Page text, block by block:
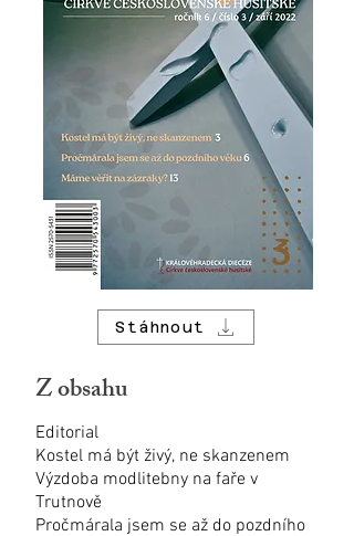
Stáhnout
Z obsahu
Editorial
Kostel má být živý, ne skanzenem
Výzdoba modlitebny na faře v
Trutnově
Pročmárala jsem se až do pozdního